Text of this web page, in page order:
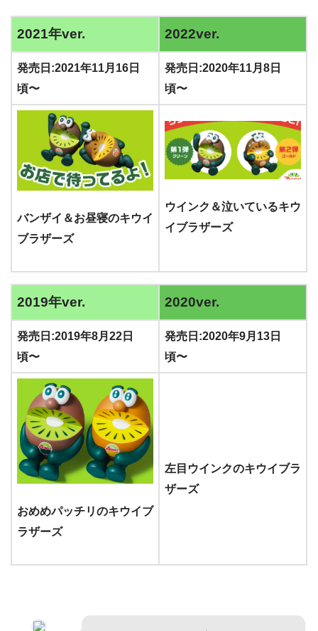
2021年ver. 2022ver.
発売日:2021年11月16日
頃〜
発売日:2020年11月8日
頃〜
バンザイ＆お昼寝のキウイ
ブラザーズ
ウインク＆泣いているキウ
イブラザーズ
2019年ver. 2020ver.
発売日:2019年8月22日
頃〜
発売日:2020年9月13日
頃〜
おめめパッチリのキウイブ
ラザーズ
左目ウインクのキウイブラ
ザーズ